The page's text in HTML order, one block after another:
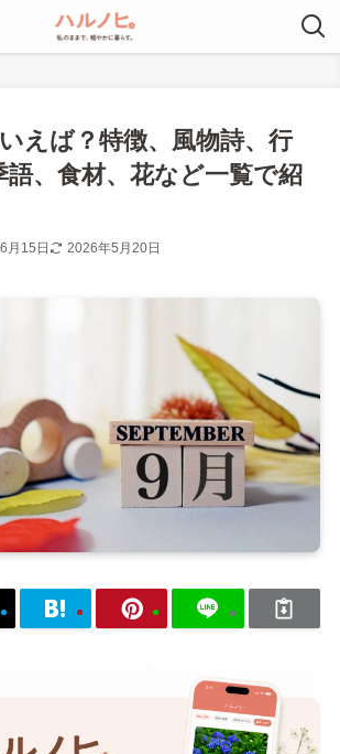
えば？特徴、風物詩、行
語、食材、花など一覧で紹
月15日 2026年5月20日